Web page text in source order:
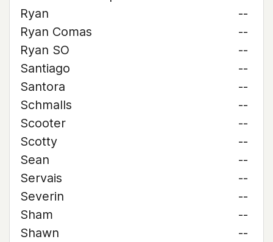
Ryan
--
Ryan Comas
--
Ryan SO
--
Santiago
--
Santora
--
Schmalls
--
Scooter
--
Scotty
--
Sean
--
Servais
--
Severin
--
Sham
--
Shawn
--